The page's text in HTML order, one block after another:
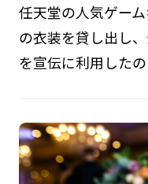
任天堂の人気ゲー
の衣装を貸し出し
を宣伝に利用した